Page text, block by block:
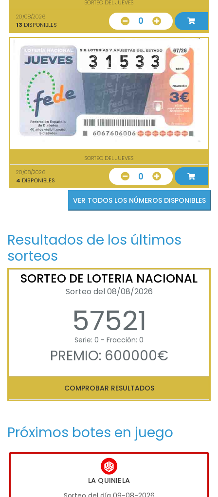
SORTEO DEL JUEVES
20/08/2026
13 DISPONIBLES 0
SORTEO DEL JUEVES
20/08/2026
4 DISPONIBLES 0
VER TODOS LOS NÚMEROS DISPONIBLES
Resultados de los últimos
sorteos
SORTEO DE LOTERIA NACIONAL
Sorteo del 08/08/2026
57521
Serie: 0 - Fracción: 0
PREMIO: 600000€
COMPROBAR RESULTADOS
Próximos botes en juego
LA QUINIELA